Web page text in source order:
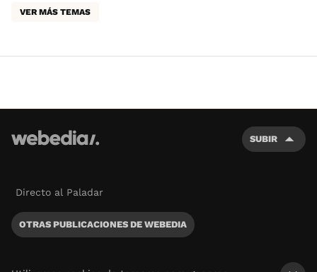
VER MÁS TEMAS
SUBIR
Directo al Paladar
OTRAS PUBLICACIONES DE WEBEDIA